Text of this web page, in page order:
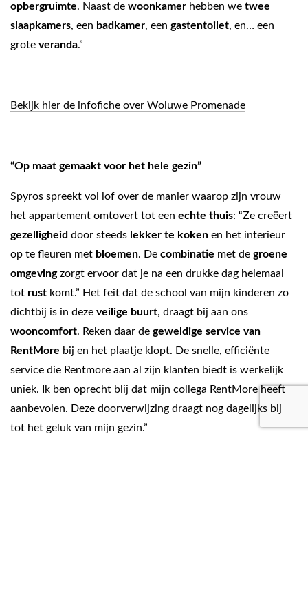
opbergruimte. Naast de woonkamer hebben we twee
slaapkamers, een badkamer, een gastentoilet, en… een
grote veranda.”
Bekijk hier de infofiche over Woluwe Promenade
“Op maat gemaakt voor het hele gezin”
Spyros spreekt vol lof over de manier waarop zijn vrouw
het appartement omtovert tot een echte thuis: “Ze creëert
gezelligheid door steeds lekker te koken en het interieur
op te fleuren met bloemen. De combinatie met de groene
omgevingzorgt ervoor dat je na een drukke dag helemaal
tot rust komt.” Het feit dat de school van mijn kinderen zo
dichtbij is in deze veilige buurt, draagt bij aan ons
wooncomfort. Reken daar de geweldige service van
RentMore bij en het plaatje klopt. De snelle, efficiënte
service die Rentmore aan al zijn klanten biedt is werkelijk
uniek. Ik ben oprecht blij dat mijn collega RentMore heeft
aanbevolen. Deze doorverwijzing draagt nog dagelijks bij
tot het geluk van mijn gezin.”